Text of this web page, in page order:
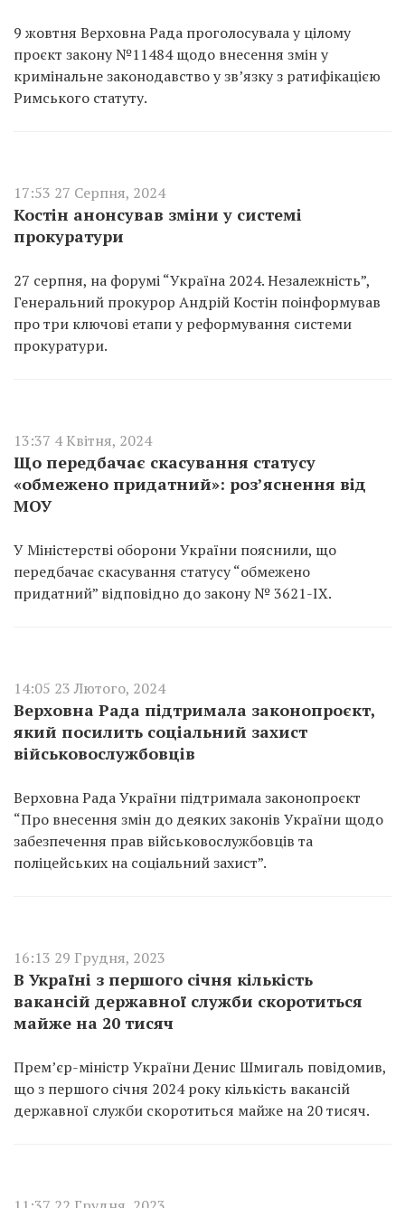
9 жовтня Верховна Рада проголосувала у цілому
проєкт закону №11484 щодо внесення змін у
кримінальне законодавство у звʼязку з ратифікацією
Римського статуту.
17:53 27 Серпня, 2024
Костін анонсував зміни у системі
прокуратури
27 серпня, на форумі “Україна 2024. Незалежність”,
Генеральний прокурор Андрій Костін поінформував
про три ключові етапи у реформування системи
прокуратури.
13:37 4 Квітня, 2024
Що передбачає скасування статусу
«‎обмежено придатний»: роз’яснення від
МОУ
У Міністерстві оборони України пояснили, що
передбачає скасування статусу “обмежено
придатний” відповідно до закону № 3621-IX.
14:05 23 Лютого, 2024
Верховна Рада підтримала законопроєкт,
який посилить соціальний захист
військовослужбовців
Верховна Рада України підтримала законопроєкт
“Про внесення змін до деяких законів України щодо
забезпечення прав військовослужбовців та
поліцейських на соціальний захист”.
16:13 29 Грудня, 2023
В Україні з першого січня кількість
вакансій державної служби скоротиться
майже на 20 тисяч
Прем’єр-міністр України Денис Шмигаль повідомив,
що з першого січня 2024 року кількість вакансій
державної служби скоротиться майже на 20 тисяч.